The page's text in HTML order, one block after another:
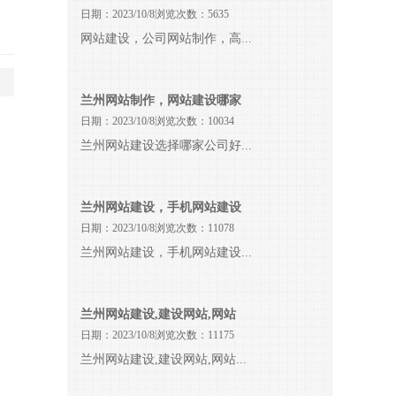
日期：2023/10/8浏览次数：5635
网站建设，公司网站制作，高...
兰州网站制作，网站建设哪家
日期：2023/10/8浏览次数：10034
兰州网站建设选择哪家公司好...
兰州网站建设，手机网站建设
日期：2023/10/8浏览次数：11078
兰州网站建设，手机网站建设...
兰州网站建设,建设网站,网站
日期：2023/10/8浏览次数：11175
兰州网站建设,建设网站,网站...